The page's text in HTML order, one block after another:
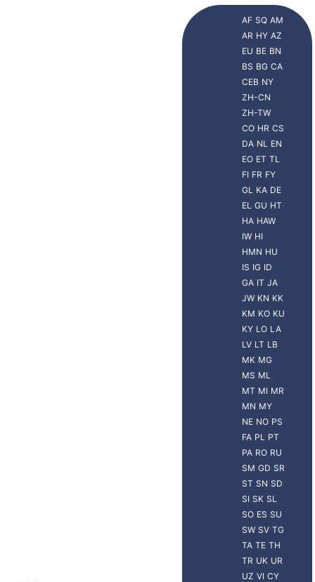
AF SQ AM
AR HY AZ
EU BE BN
BS BG CA
CEB NY
ZH-CN
ZH-TW
CO HR CS
DA NL EN
EO ET TL
FI FR FY
GL KA DE
EL GU HT
HA HAW
IW HI
HMN HU
IS IG ID
GA IT JA
JW KN KK
KM KO KU
KY LO LA
LV LT LB
MK MG
MS ML
MT MI MR
MN MY
NE NO PS
FA PL PT
PA RO RU
SM GD SR
ST SN SD
SI SK SL
SO ES SU
SW SV TG
TA TE TH
TR UK UR
UZ VI CY